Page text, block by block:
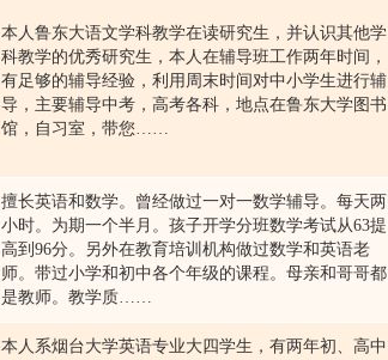
本人鲁东大语文学科教学在读研究生，并认识其他学
科教学的优秀研究生，本人在辅导班工作两年时间，
有足够的辅导经验，利用周末时间对中小学生进行辅
导，主要辅导中考，高考各科，地点在鲁东大学图书
馆，自习室，带您……
擅长英语和数学。曾经做过一对一数学辅导。每天两
小时。为期一个半月。孩子开学分班数学考试从63提
高到96分。另外在教育培训机构做过数学和英语老
师。带过小学和初中各个年级的课程。母亲和哥哥都
是教师。教学质……
本人系烟台大学英语专业大四学生，有两年初、高中